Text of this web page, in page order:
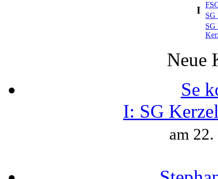
I
SG
SG
Neue
Se
I: SG
am